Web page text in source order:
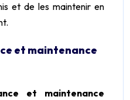
et de les maintenir en
et maintenance
et maintenance